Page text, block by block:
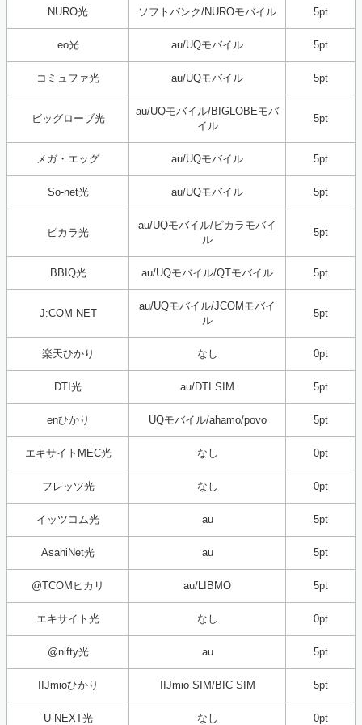
NURO光 ソフトバンク/NUROモバイル 5pt
eo光 au/UQモバイル 5pt
コミュファ光 au/UQモバイル 5pt
ビッグローブ光
au/UQモバイル/BIGLOBEモバ
イル
5pt
メガ・エッグ au/UQモバイル 5pt
So-net光 au/UQモバイル 5pt
ピカラ光
au/UQモバイル/ピカラモバイ
ル
5pt
BBIQ光 au/UQモバイル/QTモバイル 5pt
J:COM NET
au/UQモバイル/JCOMモバイ
ル
5pt
楽天ひかり なし 0pt
DTI光 au/DTI SIM 5pt
enひかり UQモバイル/ahamo/povo 5pt
エキサイトMEC光 なし 0pt
フレッツ光 なし 0pt
イッツコム光 au 5pt
AsahiNet光 au 5pt
@TCOMヒカリ au/LIBMO 5pt
エキサイト光 なし 0pt
@nifty光 au 5pt
IIJmioひかり IIJmio SIM/BIC SIM 5pt
U-NEXT光 なし 0pt